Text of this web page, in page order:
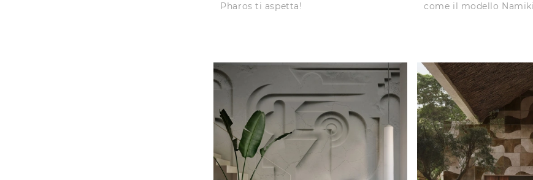
Pharos ti aspetta!
come il modello